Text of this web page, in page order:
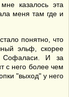
казалось эта
меня там где и
понятно, что
эльф, скорее
Софаласи. И за
с него более чем
"выход" у него